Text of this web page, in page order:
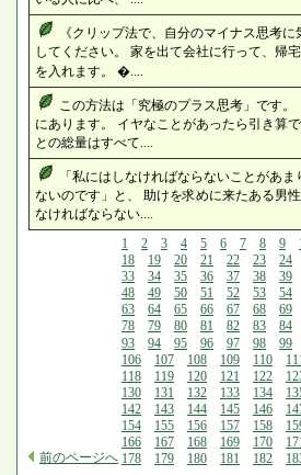
《クリップ法で、自分のマイナス思考
してください。 家を出て会社に行って、帰
を入れます。 �....
この方法は「究極のプラス思考」です
にあります。 イヤなことがあったら引き算
との総量はすべて....
「私にはしなければならないことがあ
ないのです」と、 助けを求めに来たある男
なければならない....
前のページへ
1 2 3 4 5 6 7 8 9
18
19 20 21 22 23
24
33
34 35 36 37 38
39
48
49 50 51 52 53
54
63
64 65 66 67 68
69
78
79 80 81 82 83
84
93
94 95 96 97 98
99
106
107 108 109 110
118
119 120 121 122
130
131 132 133 134
142
143 144 145 146
154
155 156 157 158
166
167 168 169 170
178
179 180 181 182